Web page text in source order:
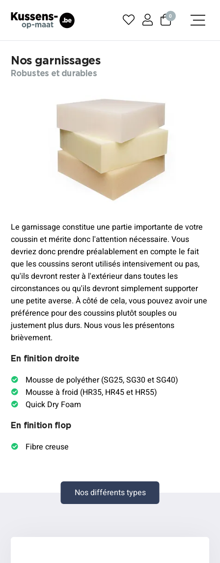
0
Nos garnissages
Robustes et durables
Le garnissage constitue une partie importante de votre
coussin et mérite donc l'attention nécessaire. Vous
devriez donc prendre préalablement en compte le fait
que les coussins seront utilisés intensivement ou pas,
qu'ils devront rester à l'extérieur dans toutes les
circonstances ou qu'ils devront simplement supporter
une petite averse. À côté de cela, vous pouvez avoir une
préférence pour des coussins plutôt souples ou
justement plus durs. Nous vous les présentons
brièvement.
En finition droite
Mousse de polyéther (SG25, SG30 et SG40)
Mousse à froid (HR35, HR45 et HR55)
Quick Dry Foam
En finition flop
Fibre creuse
Nos différents types